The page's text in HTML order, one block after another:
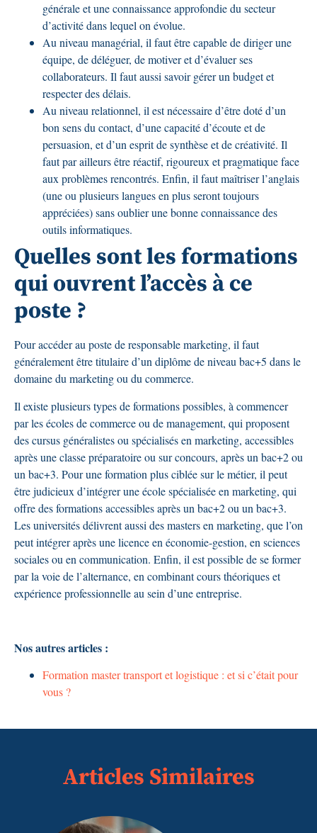
générale et une connaissance approfondie du secteur
d’activité dans lequel on évolue.
Au niveau managérial, il faut être capable de diriger une
équipe, de déléguer, de motiver et d’évaluer ses
collaborateurs. Il faut aussi savoir gérer un budget et
respecter des délais.
Au niveau relationnel, il est nécessaire d’être doté d’un
bon sens du contact, d’une capacité d’écoute et de
persuasion, et d’un esprit de synthèse et de créativité. Il
faut par ailleurs être réactif, rigoureux et pragmatique face
aux problèmes rencontrés. Enfin, il faut maîtriser l’anglais
(une ou plusieurs langues en plus seront toujours
appréciées) sans oublier une bonne connaissance des
outils informatiques.
Quelles sont les formations
qui ouvrent l’accès à ce
poste ?
Pour accéder au poste de responsable marketing, il faut
généralement être titulaire d’un diplôme de niveau bac+5 dans le
domaine du marketing ou du commerce.
Il existe plusieurs types de formations possibles, à commencer
par les écoles de commerce ou de management, qui proposent
des cursus généralistes ou spécialisés en marketing, accessibles
après une classe préparatoire ou sur concours, après un bac+2 ou
un bac+3. Pour une formation plus ciblée sur le métier, il peut
être judicieux d’intégrer une école spécialisée en marketing, qui
offre des formations accessibles après un bac+2 ou un bac+3.
Les universités délivrent aussi des masters en marketing, que l’on
peut intégrer après une licence en économie-gestion, en sciences
sociales ou en communication. Enfin, il est possible de se former
par la voie de l’alternance, en combinant cours théoriques et
expérience professionnelle au sein d’une entreprise.
Nos autres articles :
Formation master transport et logistique : et si c’était pour
vous ?
Articles Similaires